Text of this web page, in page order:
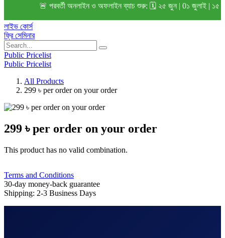
🚨 পরবর্তী অনলাইন ও অফলাইন ব্যাচ শুরু: 🗓️ ২৫ জুন | 0১ জুলাই | ১৫
লাইভ কোর্স
ফ্রি সেমিনার
Public Pricelist
Public Pricelist
All Products
299 ৳ per order on your order
299 ৳ per order on your order
This product has no valid combination.
Terms and Conditions
30-day money-back guarantee
Shipping: 2-3 Business Days